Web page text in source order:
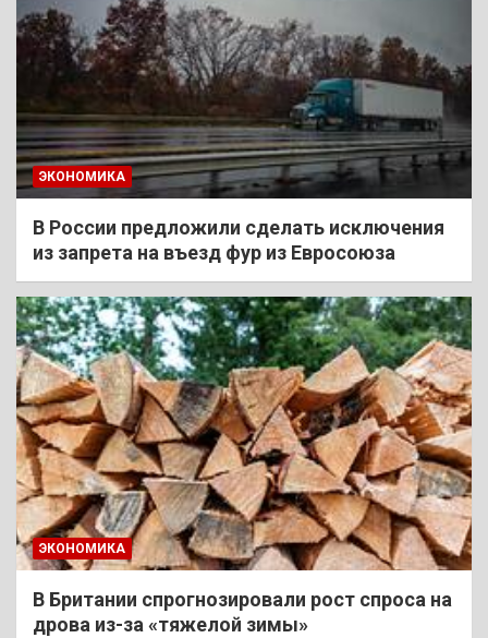
ЭКОНОМИКА
В России предложили сделать исключения
из запрета на въезд фур из Евросоюза
ЭКОНОМИКА
В Британии спрогнозировали рост спроса на
дрова из-за «тяжелой зимы»